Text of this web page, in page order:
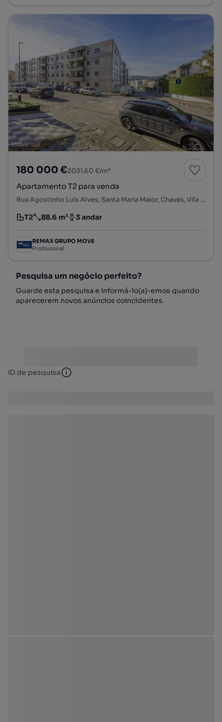
180 000 €2031,60 €/m²
Apartamento T2 para venda
Rua Agostinho Luís Alves, Santa Maria Maior, Chaves, Vila Real
Tipologia
T2
Preço por metro quadrado
88.6 m²
Andar 3 andar
REMAX GRUPO MOVE
Profissional
Pesquisa um negócio perfeito?
Guarde esta pesquisa e informá-lo(a)-emos quando
aparecerem novos anúncios coincidentes.
ID de pesquisa ID de pesquisa